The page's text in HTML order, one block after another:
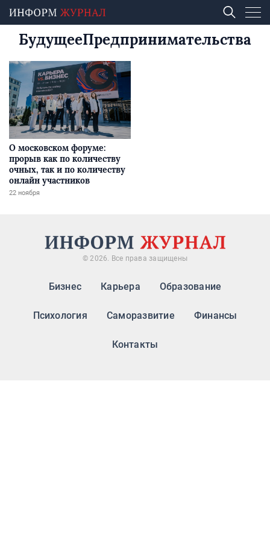
БудущееПредпринимательства
О московском форуме:
прорыв как по количеству
очных, так и по количеству
онлайн участников
22 ноября
© 2026. Все права защищены
Бизнес Карьера Образование
Психология Саморазвитие Финансы
Контакты